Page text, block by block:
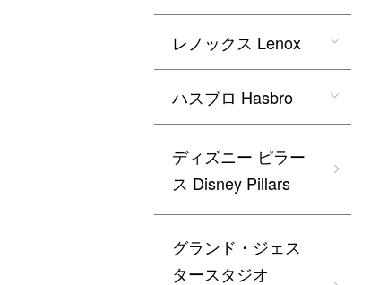
レノックス Lenox
ハスブロ Hasbro
ディズニー ピラー
ス Disney Pillars
グランド・ジェス
タースタジオ